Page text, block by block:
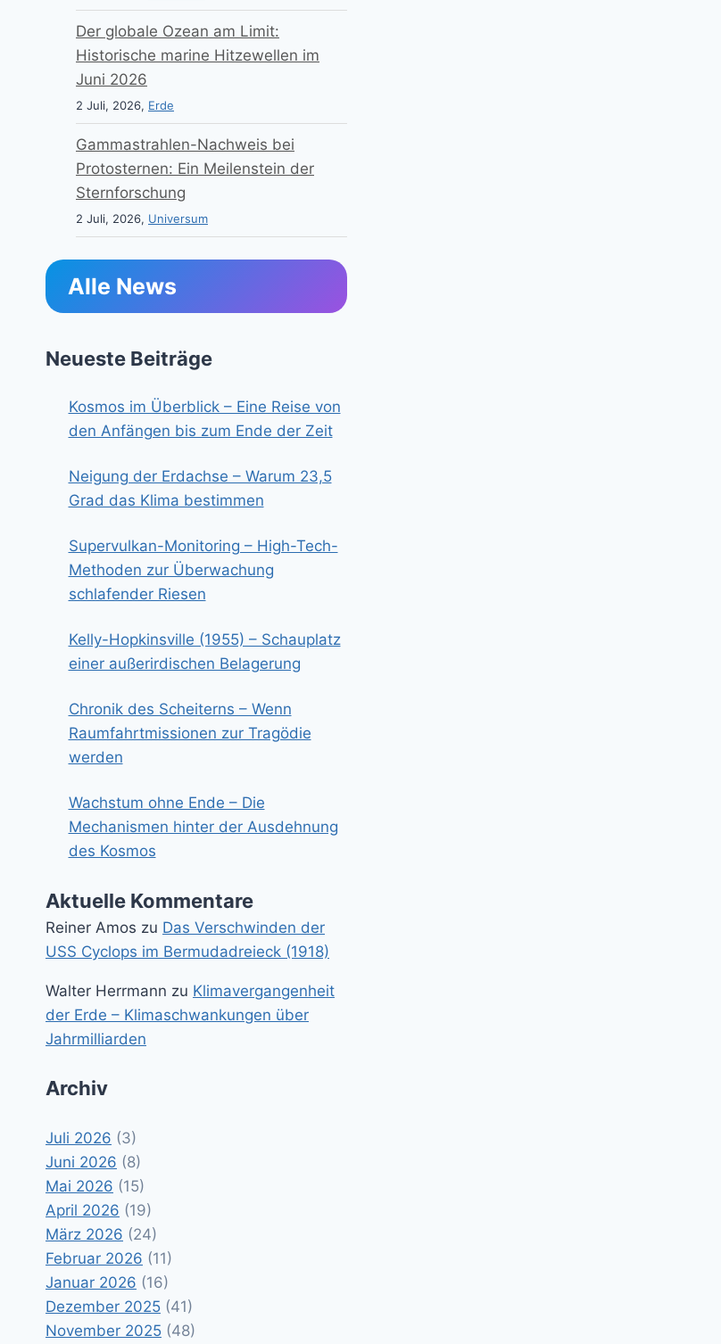
Der globale Ozean am Limit:
Historische marine Hitzewellen im
Juni 2026
2 Juli, 2026, Erde
Gammastrahlen-Nachweis bei
Protosternen: Ein Meilenstein der
Sternforschung
2 Juli, 2026, Universum
Alle News
Neueste Beiträge
Kosmos im Überblick – Eine Reise von
den Anfängen bis zum Ende der Zeit
Neigung der Erdachse – Warum 23,5
Grad das Klima bestimmen
Supervulkan-Monitoring – High-Tech-
Methoden zur Überwachung
schlafender Riesen
Kelly-Hopkinsville (1955) – Schauplatz
einer außerirdischen Belagerung
Chronik des Scheiterns – Wenn
Raumfahrtmissionen zur Tragödie
werden
Wachstum ohne Ende – Die
Mechanismen hinter der Ausdehnung
des Kosmos
Aktuelle Kommentare
Reiner Amos zu Das Verschwinden der
USS Cyclops im Bermudadreieck (1918)
Walter Herrmann zu Klimavergangenheit
der Erde – Klimaschwankungen über
Jahrmilliarden
Archiv
Juli 2026 (3)
Juni 2026 (8)
Mai 2026 (15)
April 2026 (19)
März 2026 (24)
Februar 2026 (11)
Januar 2026 (16)
Dezember 2025 (41)
November 2025 (48)